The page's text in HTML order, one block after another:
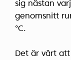
sig nästan
genomsnitt
°C.
Det är värt